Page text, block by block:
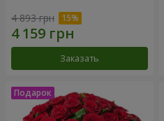
4 893 грн
Заказать